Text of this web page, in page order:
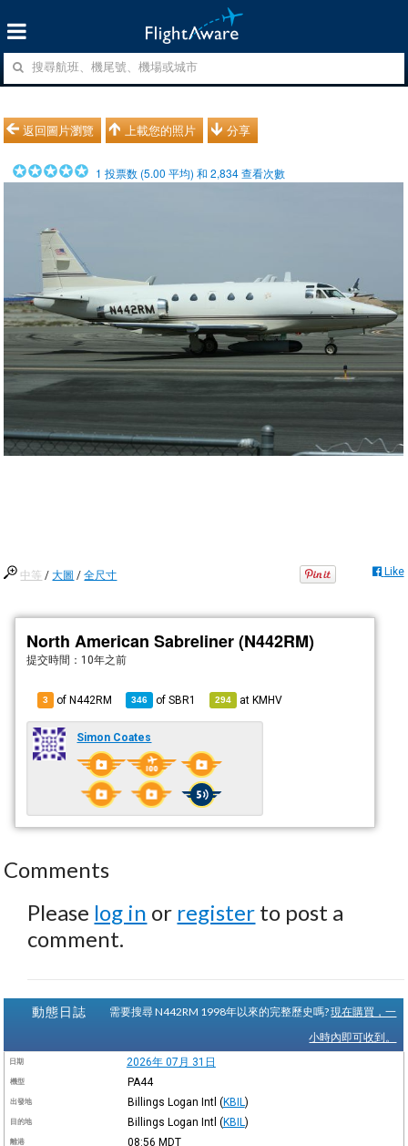
返回圖片瀏覽 上載您的照片 分享
1 投票数 (5.00 平均) 和2,834查看次數
中等 /大圖 /全尺寸 Like
North American Sabreliner (N442RM)
提交時間： 10年之前
3 of N442RM 346 ofSBR1 294 atKMHV
Simon Coates
Comments
Please log in or register to post a
comment.
動態日誌 需要搜尋 N442RM 1998年以來的完整歷史嗎?現在購買，一
小時內即可收到。
日期 2026年 07月 31日
機型 PA44
出發地 Billings Logan Intl (KBIL )
目的地 Billings Logan Intl (KBIL )
離港 08:56 MDT